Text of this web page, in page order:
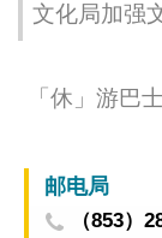
文化局加强
「休」游巴
邮电局
（853）